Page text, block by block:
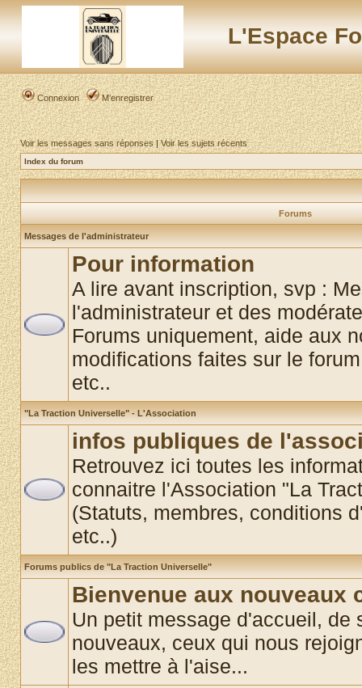
L'Espace
Connexion M’enregistrer
Voir les messages sans réponses|Voir les sujets récents
Index du forum
Forums
Messages de l'administrateur
Pour information
A lire avant inscription, svp :
l'administrateur et des
Forums uniquement, aide aux
modifications faites sur le
etc..
"La Traction Universelle" - L'Association
infos publiques de
Retrouvez ici toutes les
connaitre l'Association "La
(Statuts, membres, conditions
etc..)
Forums publics de "La Traction Universelle"
Bienvenue aux nouveaux
Un petit message d'accueil, de
nouveaux, ceux qui nous
les mettre à l'aise...